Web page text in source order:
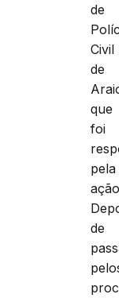
de
Civil
de
que
foi
pela
de